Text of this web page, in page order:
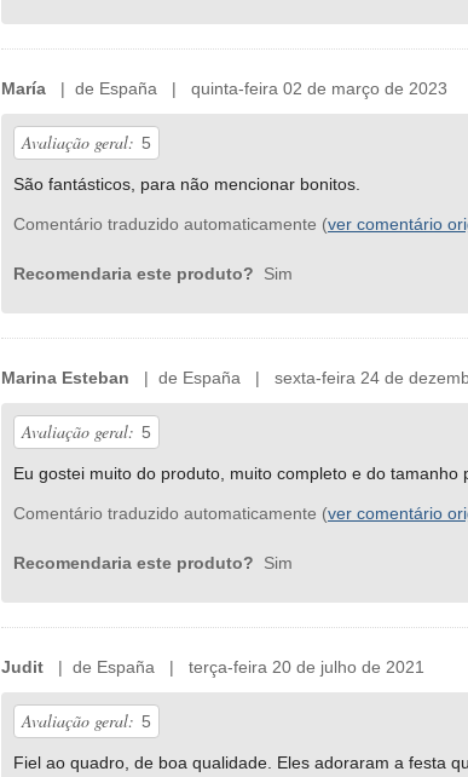
María | de España | quinta-feira 02 de março de 2023
Avaliação geral: 5
São fantásticos, para não mencionar bonitos.
Comentário traduzido automaticamente (ver comentário
Recomendaria este produto? Sim
Marina Esteban | de España | sexta-feira 24 de
Avaliação geral: 5
Eu gostei muito do produto, muito completo e do tamanho
Comentário traduzido automaticamente (ver comentário
Recomendaria este produto? Sim
Judit | de España | terça-feira 20 de julho de 2021
Avaliação geral: 5
Fiel ao quadro, de boa qualidade. Eles adoraram a festa